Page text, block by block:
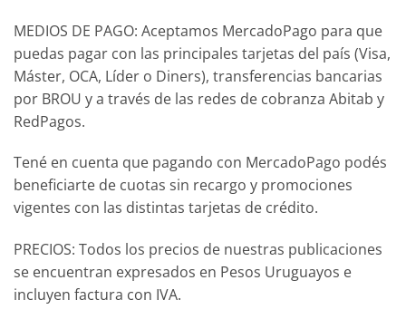
MEDIOS DE PAGO: Aceptamos MercadoPago para que
puedas pagar con las principales tarjetas del país (Visa,
Máster, OCA, Líder o Diners), transferencias bancarias
por BROU y a través de las redes de cobranza Abitab y
RedPagos.
Tené en cuenta que pagando con MercadoPago podés
beneficiarte de cuotas sin recargo y promociones
vigentes con las distintas tarjetas de crédito.
PRECIOS: Todos los precios de nuestras publicaciones
se encuentran expresados en Pesos Uruguayos e
incluyen factura con IVA.